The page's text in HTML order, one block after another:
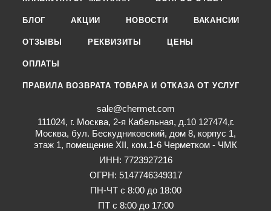
БЛОГ АКЦИИ НОВОСТИ ВАКАНСИИ
ОТЗЫВЫ РЕКВИЗИТЫ ЦЕНЫ
ОПЛАТЫ
ПРАВИЛА ВОЗВРАТА ТОВАРА И ОТКАЗА ОТ УСЛУГ
sale@chermet.com
111024, г. Москва, 2-я Кабельная, д.10 127474,г.
Москва, бул. Бескудниковский, дом 8, корпус 1,
этаж 1, помещение XII, ком.1-6 Черметком - ЧМК
ИНН: 7723927216
ОГРН: 5147746349317
ПН-ЧТ с 8:00 до 18:00
ПТ с 8:00 до 17:00